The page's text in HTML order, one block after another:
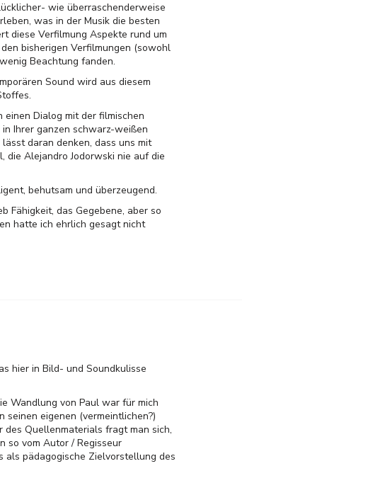
wie überraschenderweise
was in der Musik die besten
diese Verfilmung Aspekte rund um
bisherigen Verfilmungen (sowohl
Beachtung fanden.
Sound wird aus diesem
Dialog mit der filmischen
Ihrer ganzen schwarz-weißen
daran denken, dass uns mit
die Alejandro Jodorwski nie auf die
behutsam und überzeugend.
Fähigkeit, das Gegebene, aber so
hatte ich ehrlich gesagt nicht
hier in Bild- und Soundkulisse
Wandlung von Paul war für mich
seinen eigenen (vermeintlichen?)
Quellenmaterials fragt man sich,
so vom Autor / Regisseur
als pädagogische Zielvorstellung des